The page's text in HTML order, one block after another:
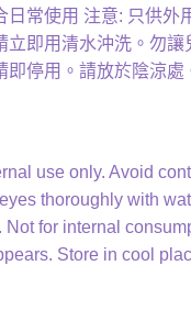
日常使用 注意: 只供外
立即用清水沖洗。勿讓
即停用。請放於陰涼處
use only. Avoid
thoroughly with
Not for internal
Store in cool